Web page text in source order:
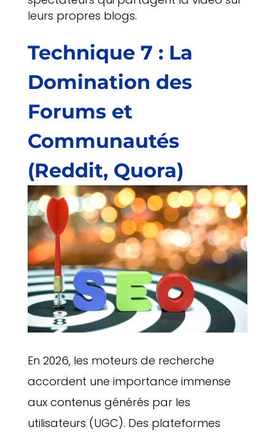
leurs propres blogs.
Technique 7 : La
Domination des
Forums et
Communautés
(Reddit, Quora)
En 2026, les moteurs de recherche
accordent une importance immense
aux contenus générés par les
utilisateurs (UGC). Des plateformes